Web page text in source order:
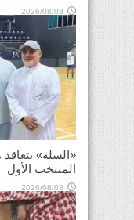
2026/08/03
«السلة»
المنتخب الأول
2026/08/03